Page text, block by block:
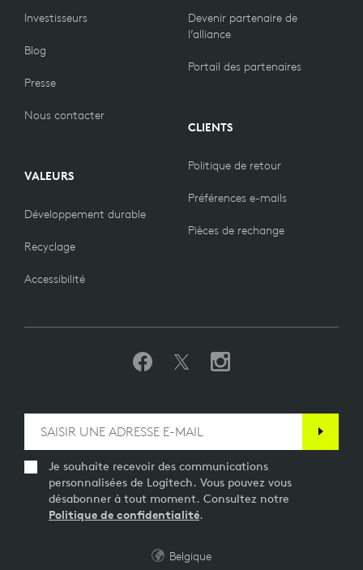
Investisseurs
Blog
Presse
Nous contacter
VALEURS
Développement durable
Recyclage
Accessibilité
Devenir partenaire de
l’alliance
Portail des partenaires
CLIENTS
Politique de retour
Préférences e-mails
Pièces de rechange
Je souhaite recevoir des communications
personnalisées de Logitech. Vous pouvez vous
désabonner à tout moment. Consultez notre
Politique de confidentialité.
Belgique